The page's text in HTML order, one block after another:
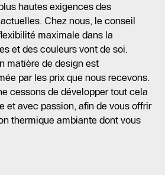
hautes exigences des
Chez nous, le conseil
maximale dans la
et des couleurs vont de soi.
matière de design est
par les prix que nous recevons.
cessons de développer tout cela
et avec passion, afin de vous offrir
thermique ambiante dont vous